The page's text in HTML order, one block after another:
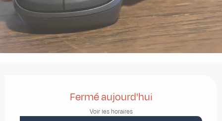
Fermé aujourd'hui
Voir les horaires